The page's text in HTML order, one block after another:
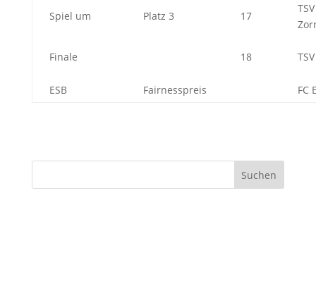
Spiel um Platz 3 17
TSV
Finale 18
ESB Fairnesspreis FC
Suchen